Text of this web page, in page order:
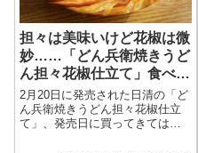
担々は美味いけど花椒は微
妙……「どん兵衛焼きうど
ん担々花椒仕立て」食べて
みた
2月20日に発売された日清の「ど
ん兵衛焼きうどん担々花椒仕立
て」、発売日に買ってきてはい